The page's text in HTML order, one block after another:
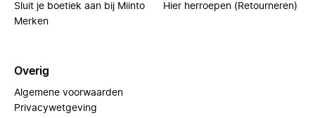
Sluit je boetiek aan bij Miinto
Merken
Hier herroepen (Retourneren)
Overig
Algemene voorwaarden
Privacywetgeving